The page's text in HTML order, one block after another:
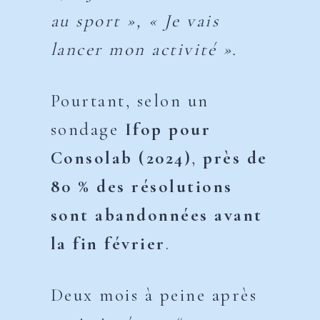
au sport », « Je vais
lancer mon activité ».
Pourtant, selon un
sondage Ifop pour
Consolab (2024),près de
80 % des résolutions
sont abandonnées avant
la fin février.
Deux mois à peine après